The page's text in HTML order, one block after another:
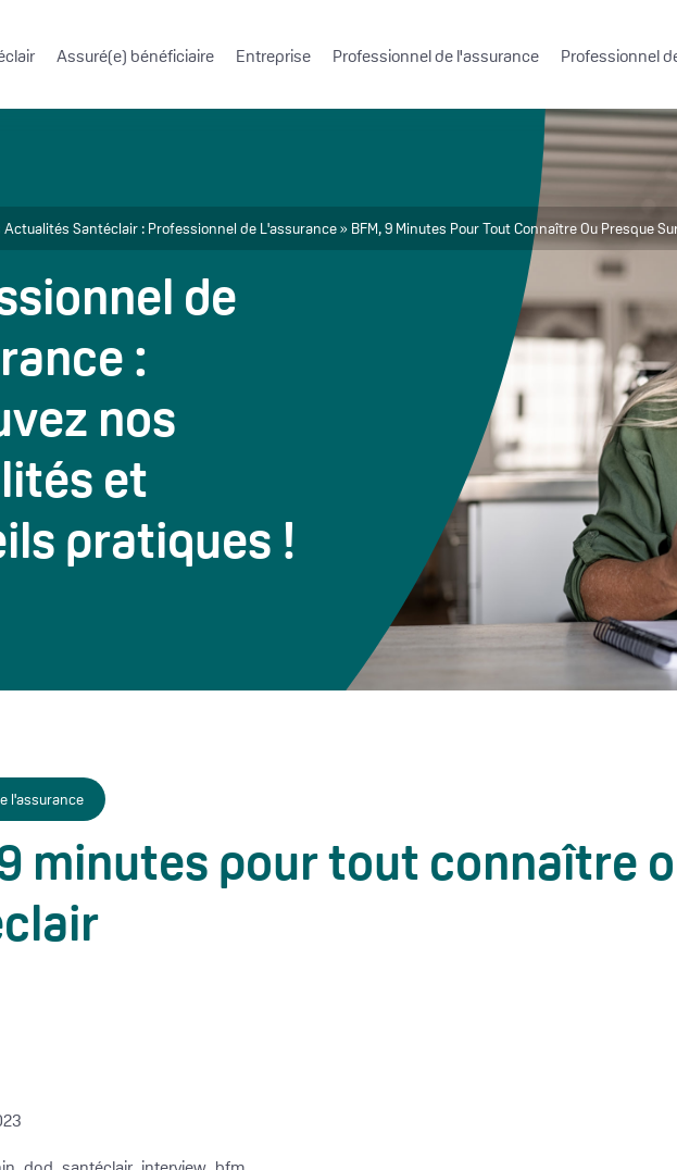
Assuré(e) bénéficiaire Entreprise Professionnel de l'assurance Professionnel
Actualités Santéclair : Professionnel de L'assurance BFM, 9 Minutes Pour Tout Connaître Ou Presque
de
:
nos
et
pratiques !
l'assurance
minutes pour tout connaître